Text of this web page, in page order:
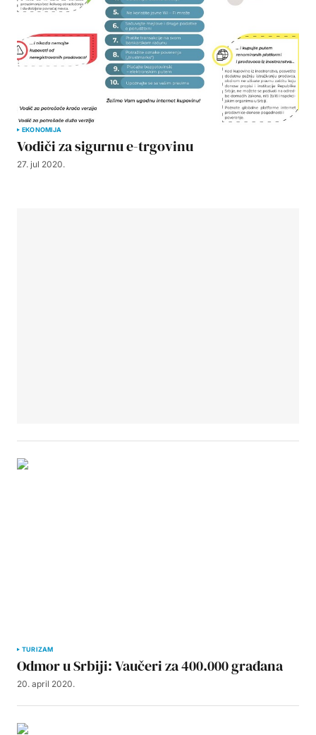
EKONOMIJA
Vodiči za sigurnu e-trgovinu
27. jul 2020.
TURIZAM
Odmor u Srbiji: Vaučeri za 400.000 građana
20. april 2020.